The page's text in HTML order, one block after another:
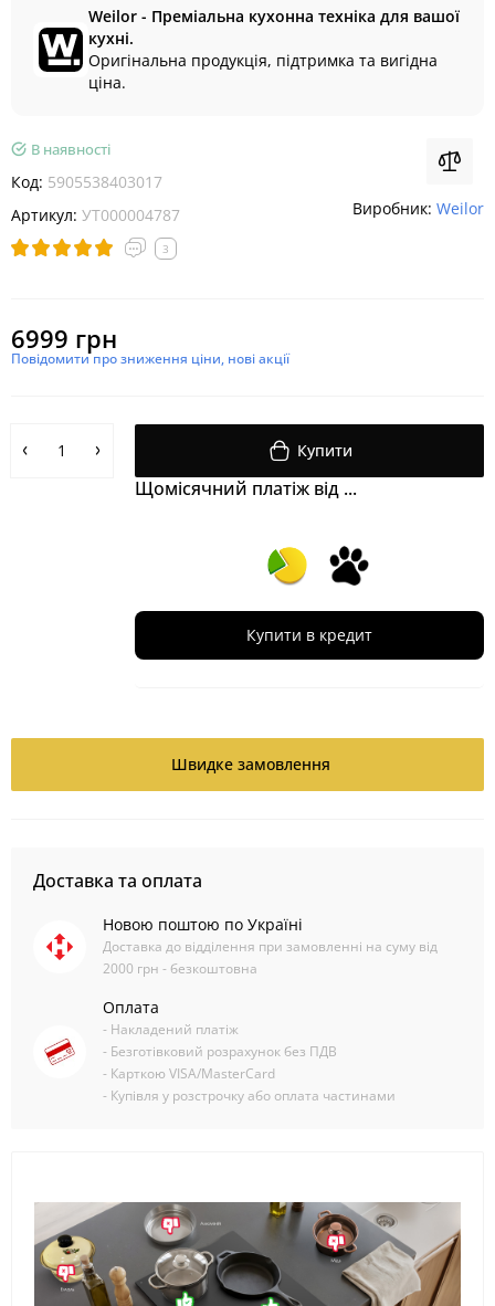
Weilor - Преміальна кухонна техніка для вашої
кухні.
Оригінальна продукція, підтримка та вигідна
ціна.
В наявності
Код: 5905538403017
Артикул: УТ000004787
3
Виробник: Weilor
6999 грн
Повідомити про зниження ціни, нові акції
Купити
Щомісячний платіж від ...
Купити в кредит
Швидке замовлення
Доставка та оплата
Новою поштою по Україні
Доставка до відділення при замовленні на суму від
2000 грн - безкоштовна
Оплата
- Накладений платіж
- Безготівковий розрахунок без ПДВ
- Карткою VISA/MasterCard
- Купівля у розстрочку або оплата частинами